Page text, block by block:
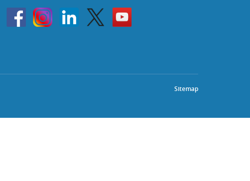
HKU
InstagramLinkedin Twitter
Go
to
HKU
Sitemap